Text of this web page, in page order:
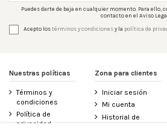
Puedes darte de baja en cualquier momento. Para
contacto en el Aviso
Acepto lostérminos y condicionesy la política de
Nuestras políticas
Términos y
condiciones
Política de
privacidad
Zona para clientes
Iniciar sesión
Mi cuenta
Historial de